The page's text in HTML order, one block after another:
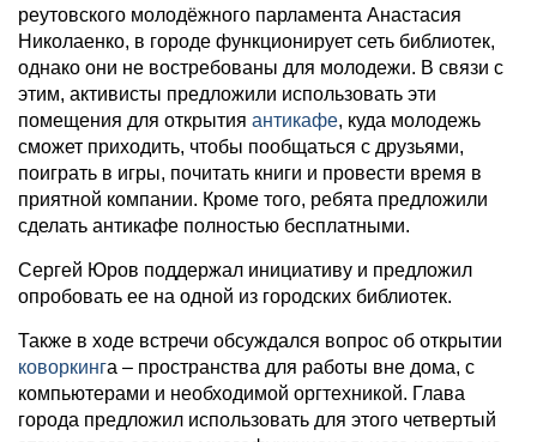
реутовского молодёжного парламента Анастасия
Николаенко, в городе функционирует сеть библиотек,
однако они не востребованы для молодежи. В связи с
этим, активисты предложили использовать эти
помещения для открытия антикафе, куда молодежь
сможет приходить, чтобы пообщаться с друзьями,
поиграть в игры, почитать книги и провести время в
приятной компании. Кроме того, ребята предложили
сделать антикафе полностью бесплатными.
Сергей Юров поддержал инициативу и предложил
опробовать ее на одной из городских библиотек.
Также в ходе встречи обсуждался вопрос об открытии
коворкинга – пространства для работы вне дома, с
компьютерами и необходимой оргтехникой. Глава
города предложил использовать для этого четвертый